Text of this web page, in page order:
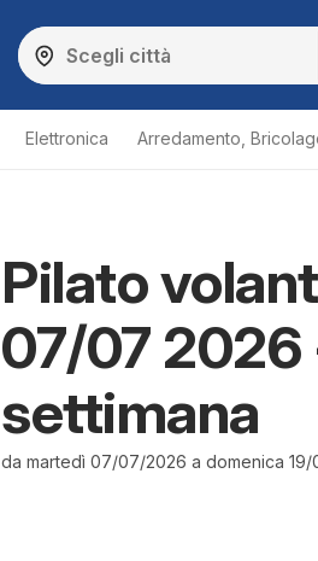
Elettronica Arredamento,
Pilato
07/07
settimana
da martedì 07/07/2026 a domenica